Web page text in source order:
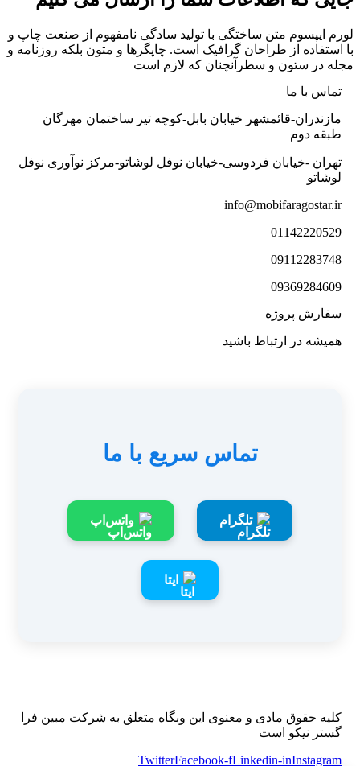
لورم ایپسوم متن ساختگی با تولید سادگی نامفهوم از صنعت چاپ و
با استفاده از طراحان گرافیک است. چاپگرها و متون بلکه روزنامه و
مجله در ستون و سطرآنچنان که لازم است
تماس با ما
مازندران-قائمشهر خیابان بابل-کوچه تیر ساختمان مهرگان
طبقه دوم
تهران -خیابان فردوسی-خیابان نوفل لوشاتو-مرکز نوآوری نوفل
لوشاتو
info@mobifaragostar.ir
01142220529
09112283748
09369284609
سفارش پروژه
همیشه در ارتباط باشید
تماس سریع با ما
تلگرام واتس‌اپ
ایتا
کلیه حقوق مادی و معنوی این وبگاه متعلق به شرکت مبین فرا
گستر نیکو است
TwitterFacebook-fLinkedin-inInstagram